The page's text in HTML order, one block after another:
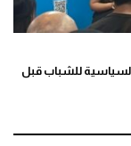
للشباب قبل